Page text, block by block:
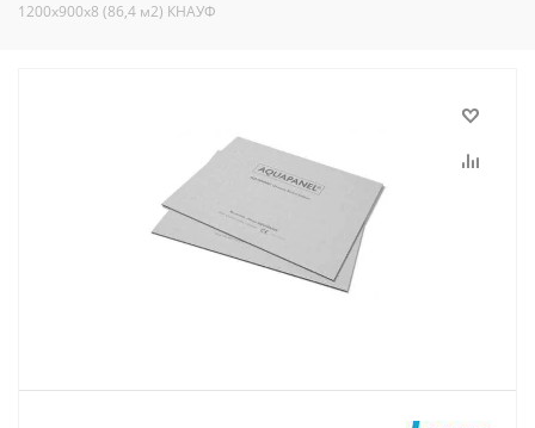
1200x900x8 (86,4 м2) КНАУФ